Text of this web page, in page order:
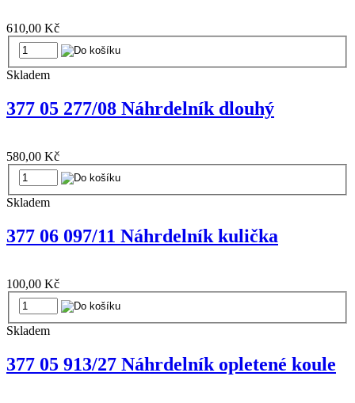
610,00 Kč
Skladem
377 05 277/08 Náhrdelník dlouhý
580,00 Kč
Skladem
377 06 097/11 Náhrdelník kulička
100,00 Kč
Skladem
377 05 913/27 Náhrdelník opletené koule